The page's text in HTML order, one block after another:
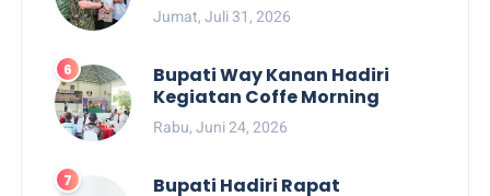
Jumat, Juli 31, 2026
Bupati Way Kanan Hadiri
Kegiatan Coffe Morning
Rabu, Juni 24, 2026
Bupati Hadiri Rapat